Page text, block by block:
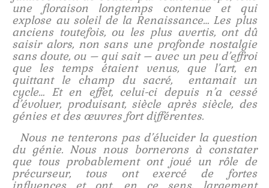
une floraison longtemps contenue et qui
explose au soleil de la Renaissance… Les plus
anciens toutefois, ou les plus avertis, ont dû
saisir alors, non sans une profonde nostalgie
sans doute, ou – qui sait – avec un peu d’effroi
que les temps étaient venus, que l’art, en
quittant le champ du sacré, entamait un
cycle… Et en effet, celui-ci depuis n’a cessé
d’évoluer, produisant, siècle après siècle, des
génies et des œuvres fort différentes.
Nous ne tenterons pas d’élucider la question
du génie. Nous nous bornerons à constater
que tous probablement ont joué un rôle de
précurseur, tous ont exercé de fortes
influences et ont, en ce sens, largement